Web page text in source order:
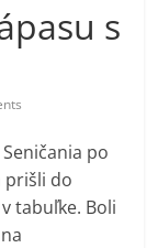
s
po
prišli do
tabuľke. Boli